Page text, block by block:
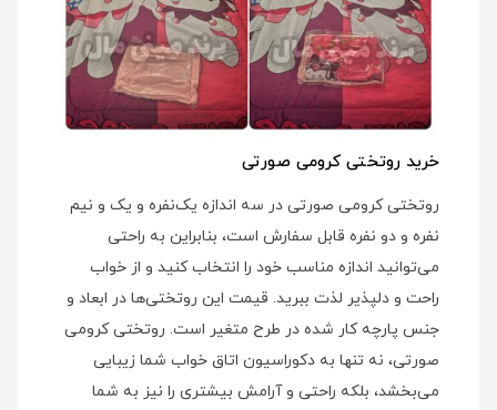
خرید روتختی کرومی صورتی
روتختی کرومی صورتی در سه اندازه یک‌نفره و یک و نیم
نفره و دو نفره قابل سفارش است، بنابراین به راحتی
می‌توانید اندازه مناسب خود را انتخاب کنید و از خواب
راحت و دلپذیر لذت ببرید. قیمت این روتختی‌ها در ابعاد و
جنس پارچه کار شده در طرح متغیر است. روتختی کرومی
صورتی، نه تنها به دکوراسیون اتاق خواب شما زیبایی
می‌بخشد، بلکه راحتی و آرامش بیشتری را نیز به شما